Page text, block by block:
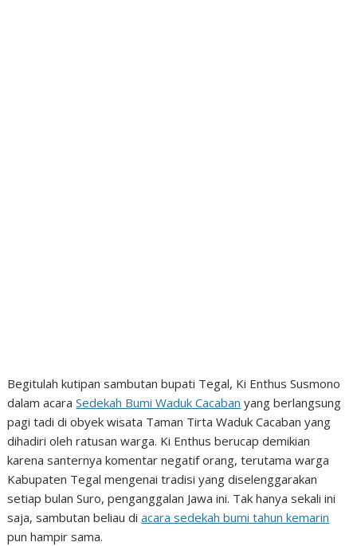
Begitulah kutipan sambutan bupati Tegal, Ki Enthus Susmono
dalam acaraSedekah Bumi Waduk Cacaban yang berlangsung
pagi tadi di obyek wisata Taman Tirta Waduk Cacaban yang
dihadiri oleh ratusan warga. Ki Enthus berucap demikian
karena santernya komentar negatif orang, terutama warga
Kabupaten Tegal mengenai tradisi yang diselenggarakan
setiap bulan Suro, penganggalan Jawa ini. Tak hanya sekali ini
saja, sambutan beliau diacara sedekah bumi tahun kemarin
pun hampir sama.